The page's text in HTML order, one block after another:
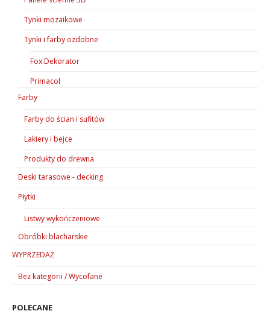
Tynki mozaikowe
Tynki i farby ozdobne
Fox Dekorator
Primacol
Farby
Farby do ścian i sufitów
Lakiery i bejce
Produkty do drewna
Deski tarasowe - decking
Płytki
Listwy wykończeniowe
Obróbki blacharskie
WYPRZEDAŻ
Bez kategorii / Wycofane
POLECANE